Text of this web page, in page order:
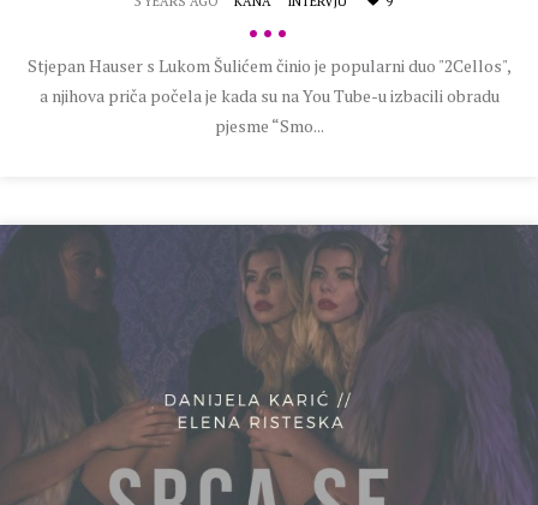
•••
Stjepan Hauser s Lukom Šulićem činio je popularni duo "2Cellos",
a njihova priča počela je kada su na You Tube-u izbacili obradu
pjesme “Smo...